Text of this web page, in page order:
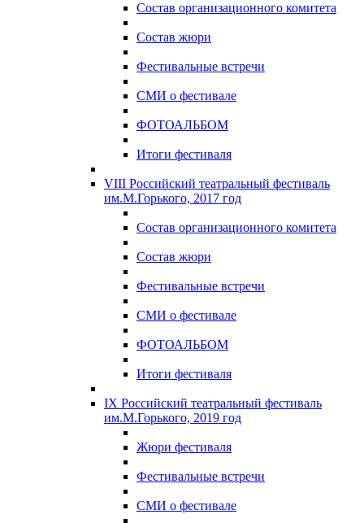
Состав организационного комитета
Состав жюри
Фестивальные встречи
СМИ о фестивале
ФОТОАЛЬБОМ
Итоги фестиваля
VIII Российский театральный фестиваль
им.М.Горького, 2017 год
Состав организационного комитета
Состав жюри
Фестивальные встречи
СМИ о фестивале
ФОТОАЛЬБОМ
Итоги фестиваля
IX Российский театральный фестиваль
им.М.Горького, 2019 год
Жюри фестиваля
Фестивальные встречи
СМИ о фестивале